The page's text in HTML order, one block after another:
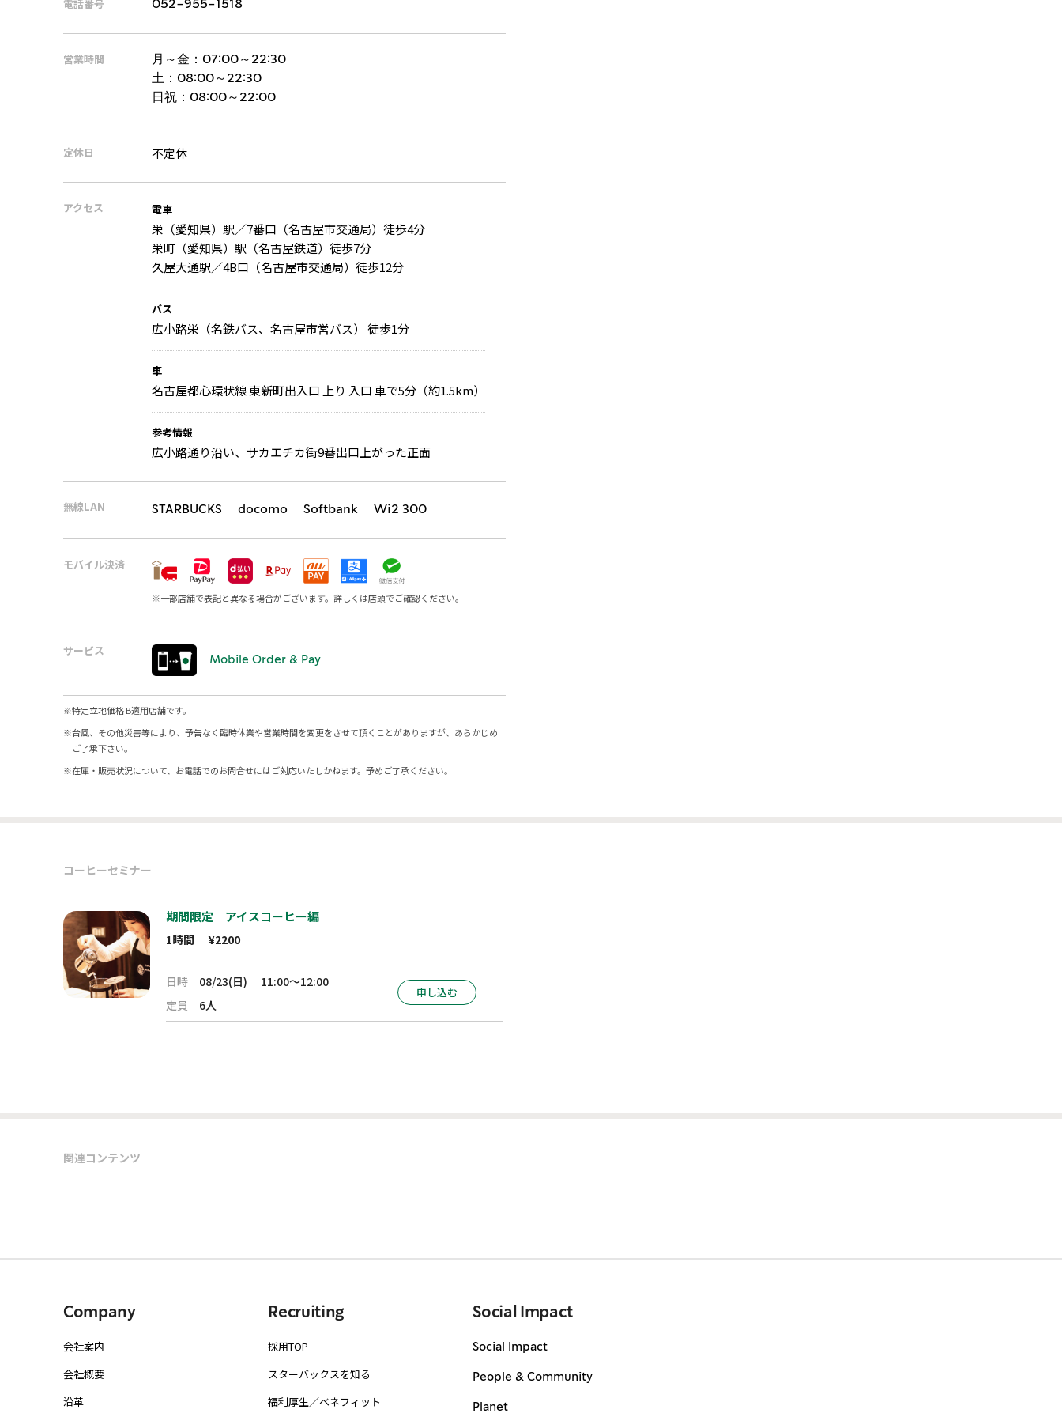
電話番号 052-955-1518
営業時間 月～金： 07:00～22:30
土： 08:00～22:30
日祝： 08:00～22:00
定休日 不定休
アクセス 電車
栄（愛知県）駅／7番口（名古屋市交通局）徒歩4分
栄町（愛知県）駅（名古屋鉄道）徒歩7分
久屋大通駅／4B口（名古屋市交通局）徒歩12分
バス
広小路栄（名鉄バス、名古屋市営バス） 徒歩1分
車
名古屋都心環状線 東新町出入口 上り 入口 車で5分（約1.5km）
参考情報
広小路通り沿い、サカエチカ街9番出口上がった正面
無線LAN STARBUCKS docomo Softbank Wi2 300
モバイル決済
※一部店舗で表記と異なる場合がございます。詳しくは店頭でご確認ください。
サービス
Mobile Order & Pay
※特定立地価格 B適用店舗です。
※台風、その他災害等により、予告なく臨時休業や営業時間を変更をさせて頂くことがありますが、あらかじめ
ご了承下さい。
※在庫・販売状況について、お電話でのお問合せにはご対応いたしかねます。予めご了承ください。
コーヒーセミナー
期間限定 アイスコーヒー編
1時間 ¥2200
日時 08/23(日)
11:00～12:00
定員
6人
申し込む
関連コンテンツ
Company
会社案内
会社概要
沿革
Recruiting
採用TOP
スターバックスを知る
福利厚生／ベネフィット
Social Impact
Social Impact
People & Community
Planet